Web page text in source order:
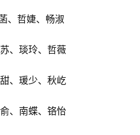
、哲婕、畅淑
、琰玲、哲薇
、瑗少、秋屹
、南蝶、铬怡